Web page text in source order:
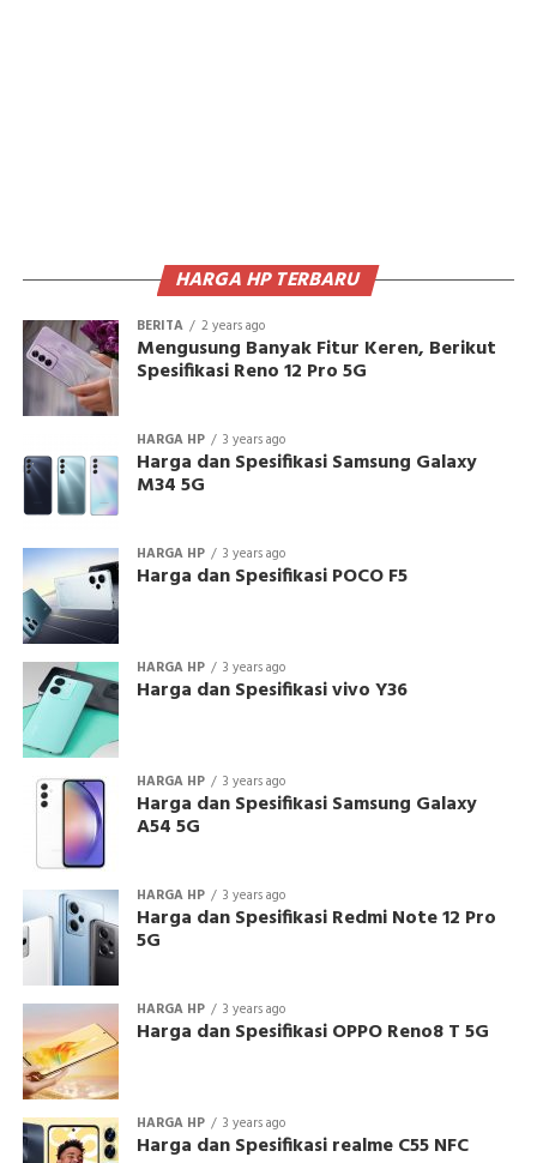
HARGA HP TERBARU
BERITA 2 years ago
Mengusung Banyak Fitur Keren, Berikut
Spesifikasi Reno 12 Pro 5G
HARGA HP 3 years ago
Harga dan Spesifikasi Samsung Galaxy
M34 5G
HARGA HP 3 years ago
Harga dan Spesifikasi POCO F5
HARGA HP 3 years ago
Harga dan Spesifikasi vivo Y36
HARGA HP 3 years ago
Harga dan Spesifikasi Samsung Galaxy
A54 5G
HARGA HP 3 years ago
Harga dan Spesifikasi Redmi Note 12 Pro
5G
HARGA HP 3 years ago
Harga dan Spesifikasi OPPO Reno8 T 5G
HARGA HP 3 years ago
Harga dan Spesifikasi realme C55 NFC